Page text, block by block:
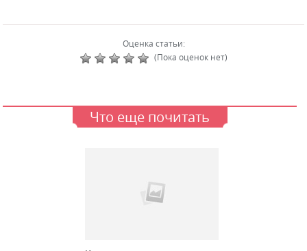
Оценка статьи:
(Пока оценок нет)
Что еще почитать